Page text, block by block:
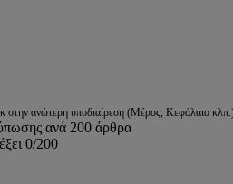
στην ανώτερη υποδιαίρεση (Μέρος, Κεφάλαιο
ανά 200 άρθρα
0/200